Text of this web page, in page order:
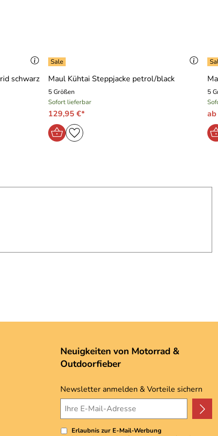
schwarz Maul Kühtai Steppjacke petrol/black
5 Größen
Sofort lieferbar
129,95 €*
5
Neuigkeiten von Motorrad &
Outdoorfieber
Newsletter anmelden & Vorteile sichern
Erlaubnis zur E-Mail-Werbung